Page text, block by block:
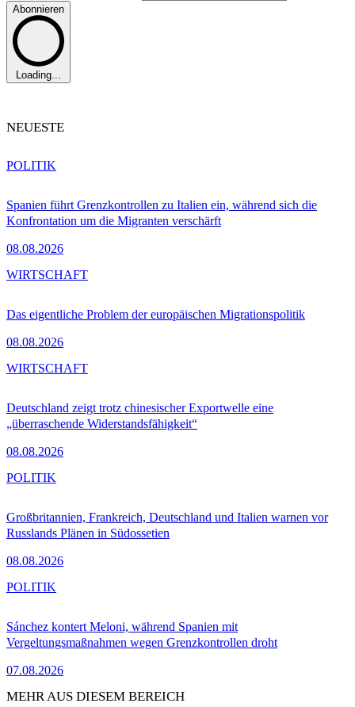
Abonnieren
Loading...
NEUESTE
Spanien führt Grenzkontrollen zu Italien ein, während sich die
Konfrontation um die Migranten verschärft
08.08.2026
POLITIK
Das eigentliche Problem der europäischen Migrationspolitik
08.08.2026
WIRTSCHAFT
Deutschland zeigt trotz chinesischer Exportwelle eine
„überraschende Widerstandsfähigkeit“
08.08.2026
WIRTSCHAFT
Großbritannien, Frankreich, Deutschland und Italien warnen vor
Russlands Plänen in Südossetien
08.08.2026
POLITIK
Sánchez kontert Meloni, während Spanien mit
Vergeltungsmaßnahmen wegen Grenzkontrollen droht
07.08.2026
POLITIK
MEHR AUS DIESEM BEREICH